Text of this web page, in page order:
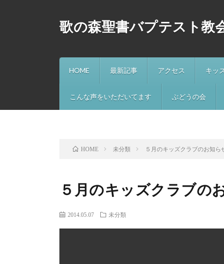
歌の森聖書バプテスト教
HOME 最新記事 アクセス キッ
こんな声をいただいてます ぶどうの会
HOME 未分類 ５月のキッズクラブのお知ら
５月のキッズクラブの
2014.05.07 未分類